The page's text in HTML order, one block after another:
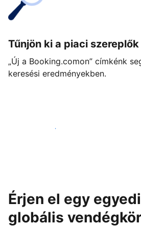
Tűnjön ki a piaci
„Új a Booking.comon” címkénk
keresési eredményekben.
Vágjon bele még ma
Érjen el egy
globális